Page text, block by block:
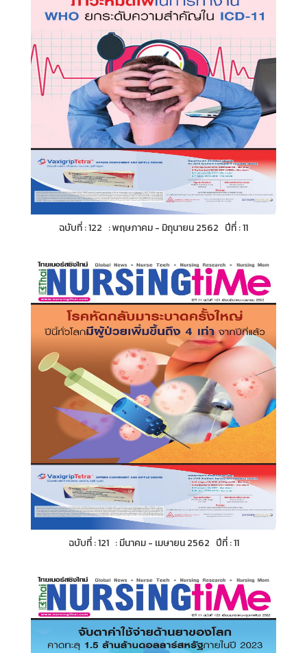
ฉบับที่ : 122 : พฤษภาคม - มิถุนายน 2562 ปีที่ : 11
ฉบับที่ : 121 : มีนาคม - เมษายน 2562 ปีที่ : 11